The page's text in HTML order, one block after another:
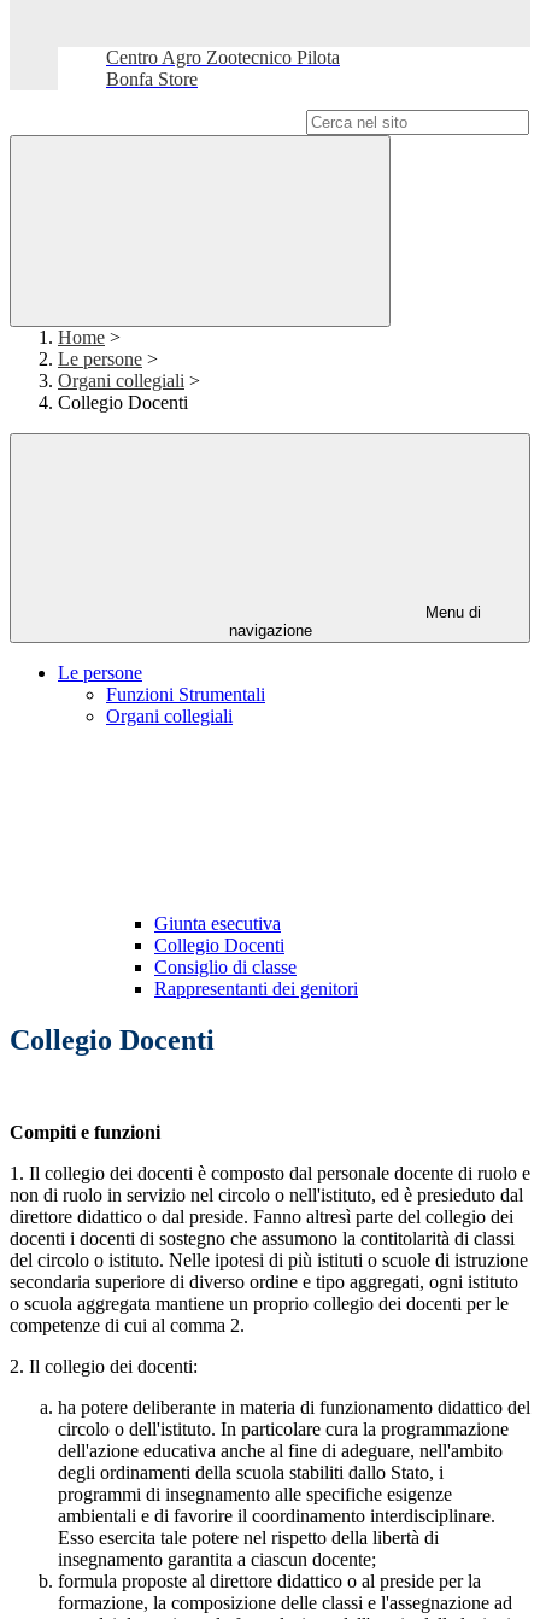
Centro Agro Zootecnico Pilota
Bonfa Store
Home >
Le persone >
Organi collegiali >
Collegio Docenti
Menu di
navigazione
Le persone
Funzioni Strumentali
Organi collegiali
Giunta esecutiva
Collegio Docenti
Consiglio di classe
Rappresentanti dei genitori
Collegio Docenti
Compiti e funzioni
1. Il collegio dei docenti è composto dal personale docente di ruolo e
non di ruolo in servizio nel circolo o nell'istituto, ed è presieduto dal
direttore didattico o dal preside. Fanno altresì parte del collegio dei
docenti i docenti di sostegno che assumono la contitolarità di classi
del circolo o istituto. Nelle ipotesi di più istituti o scuole di istruzione
secondaria superiore di diverso ordine e tipo aggregati, ogni istituto
o scuola aggregata mantiene un proprio collegio dei docenti per le
competenze di cui al comma 2.
2. Il collegio dei docenti:
ha potere deliberante in materia di funzionamento didattico del
circolo o dell'istituto. In particolare cura la programmazione
dell'azione educativa anche al fine di adeguare, nell'ambito
degli ordinamenti della scuola stabiliti dallo Stato, i
programmi di insegnamento alle specifiche esigenze
ambientali e di favorire il coordinamento interdisciplinare.
Esso esercita tale potere nel rispetto della libertà di
insegnamento garantita a ciascun docente;
formula proposte al direttore didattico o al preside per la
formazione, la composizione delle classi e l'assegnazione ad